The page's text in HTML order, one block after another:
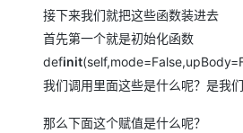
接下来我们就把这些函数装进去
首先第一个就是初始化函数
definit
我们调用里面这些是什么呢？是我
那么下面这个赋值是什么呢？